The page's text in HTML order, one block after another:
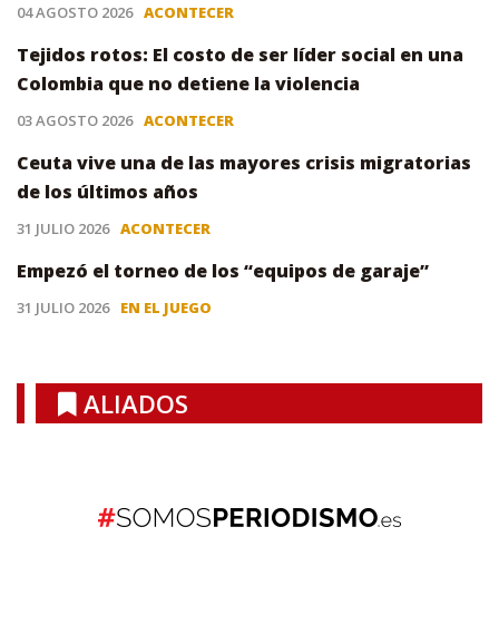
04 AGOSTO 2026 ACONTECER
Tejidos rotos: El costo de ser líder social en una
Colombia que no detiene la violencia
03 AGOSTO 2026 ACONTECER
Ceuta vive una de las mayores crisis migratorias
de los últimos años
31 JULIO 2026 ACONTECER
Empezó el torneo de los “equipos de garaje”
31 JULIO 2026 EN EL JUEGO
ALIADOS